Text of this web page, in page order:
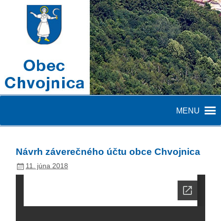
MENU
Návrh záverečného účtu obce Chvojnica
11. júna 2018